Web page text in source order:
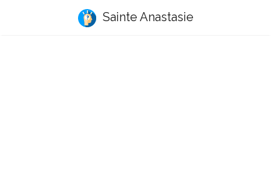
Sainte Anastasie